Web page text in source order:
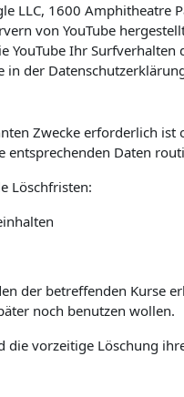
1600 Amphitheatre
von YouTube
YouTube Ihr
in der
Zwecke erforderlich ist
entsprechenden Daten
Löschfristen:
der betreffenden Kurse
noch benutzen wollen.
vorzeitige Löschung